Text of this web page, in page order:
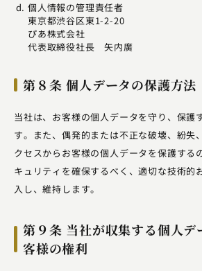
個人情報の管理責任者
東京都渋谷区東1-2-20
ぴあ株式会社
代表取締役社長 矢内廣
第８条 個人データの保護方法
当社は、お客様の個人データを守り、保護
す。また、偶発的または不正な破壊、紛失
クセスからお客様の個人データを保護する
キュリティを確保するべく、適切な技術的
入し、維持します。
第９条 当社が収集する個人デ
客様の権利